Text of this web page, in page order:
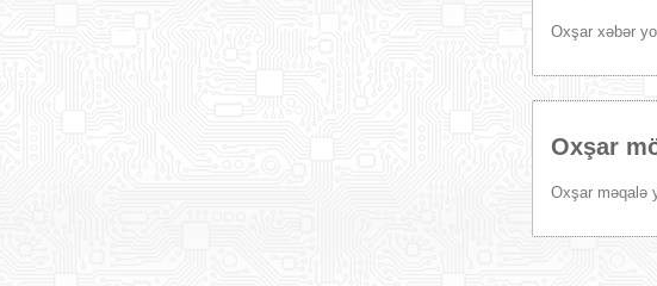
Oxşar xəbər
Oxşar
Oxşar məqalə